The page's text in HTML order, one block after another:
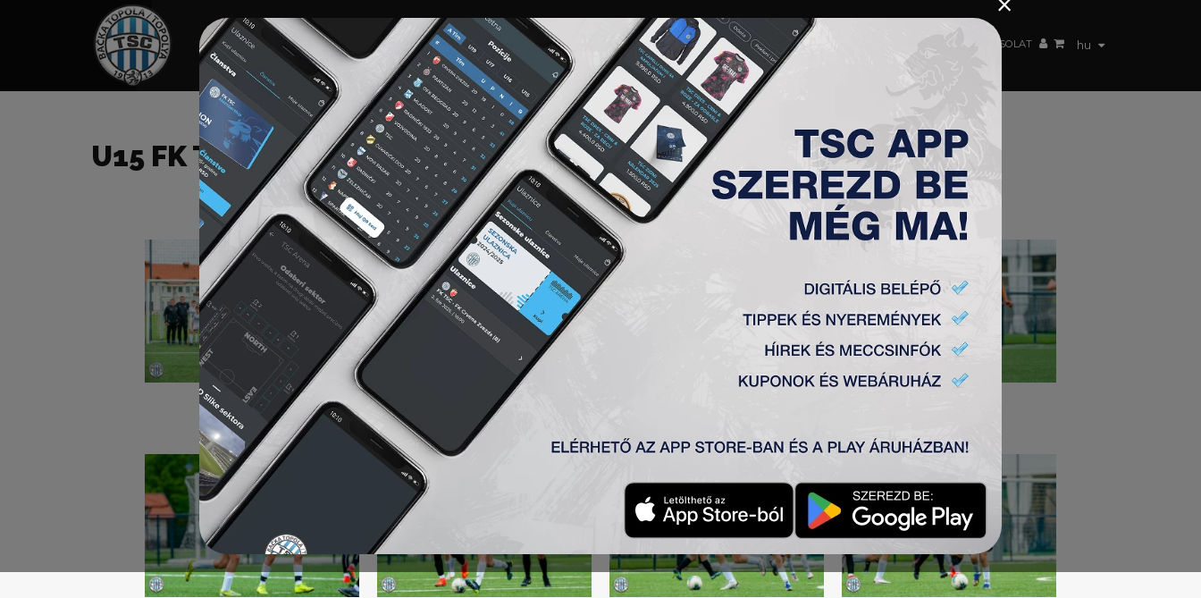
hu
HOME TÁMOGATÓK NEWS GALÉRIA „A” CSAPAT TAGSÁG JEGYEK AKKREDITÁCIÓ KLUB AKADÉMIA NŐI CSAPAT KAPCSOLAT
U15 FK TSC – FK ŽAK SOMBOR (Z)